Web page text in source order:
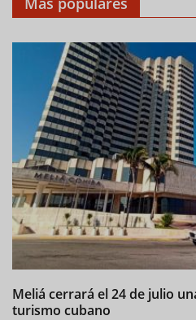
Meliá cerrará el 24 de julio
turismo cubano